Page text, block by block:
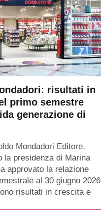
risultati in
primo semestre
generazione di
Mondadori Editore,
la presidenza di Marina
approvato la relazione
al 30 giugno 2026
risultati in crescita e